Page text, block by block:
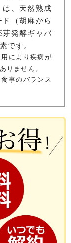
、天然熟成
（胡麻から
芽発酵ギャバ
です。
により疾病が
りません。
事のバランス